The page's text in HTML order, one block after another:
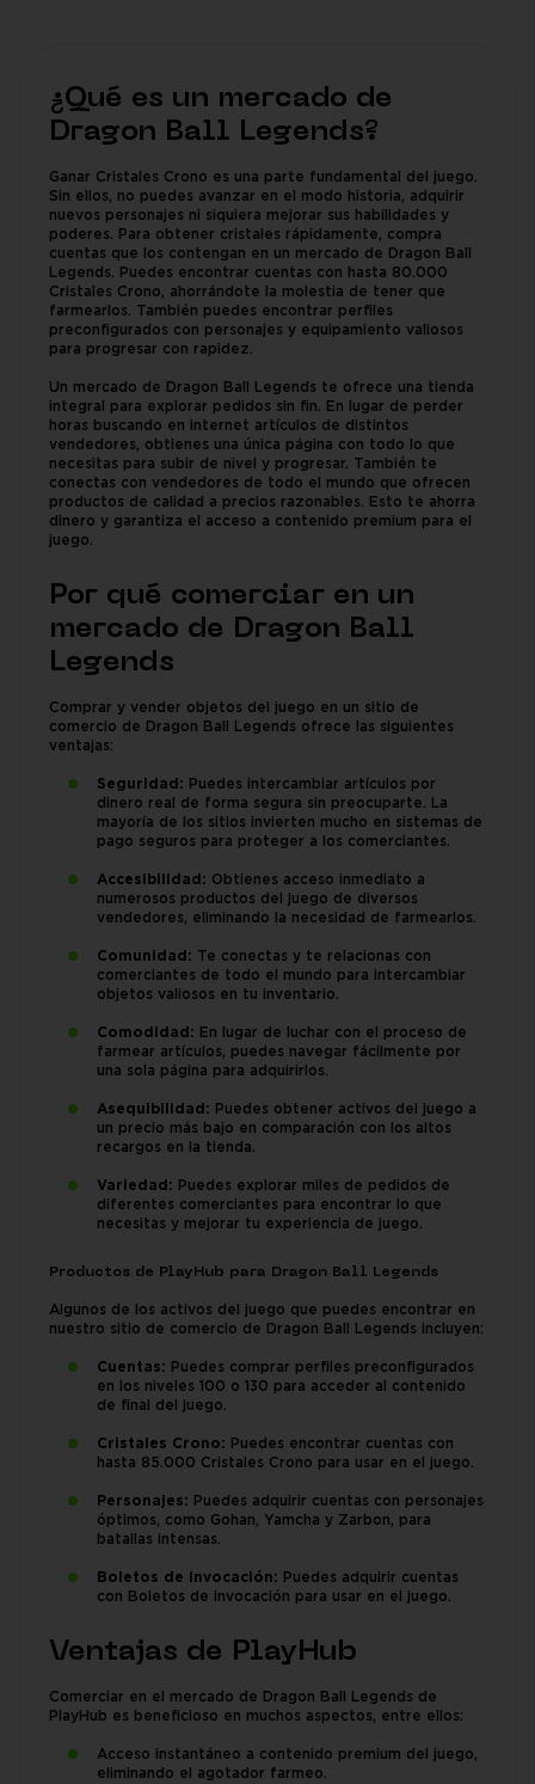
¿Qué es un mercado de
Dragon Ball Legends?
Ganar Cristales Crono es una parte fundamental del juego.
Sin ellos, no puedes avanzar en el modo historia, adquirir
nuevos personajes ni siquiera mejorar sus habilidades y
poderes. Para obtener cristales rápidamente, compra
cuentas que los contengan en un mercado de Dragon Ball
Legends. Puedes encontrar cuentas con hasta 80.000
Cristales Crono, ahorrándote la molestia de tener que
farmearlos. También puedes encontrar perfiles
preconfigurados con personajes y equipamiento valiosos
para progresar con rapidez.
Un mercado de Dragon Ball Legends te ofrece una tienda
integral para explorar pedidos sin fin. En lugar de perder
horas buscando en internet artículos de distintos
vendedores, obtienes una única página con todo lo que
necesitas para subir de nivel y progresar. También te
conectas con vendedores de todo el mundo que ofrecen
productos de calidad a precios razonables. Esto te ahorra
dinero y garantiza el acceso a contenido premium para el
juego.
Por qué comerciar en un
mercado de Dragon Ball
Legends
Comprar y vender objetos del juego en un sitio de
comercio de Dragon Ball Legends ofrece las siguientes
ventajas:
Seguridad: Puedes intercambiar artículos por
dinero real de forma segura sin preocuparte. La
mayoría de los sitios invierten mucho en sistemas de
pago seguros para proteger a los comerciantes.
Accesibilidad: Obtienes acceso inmediato a
numerosos productos del juego de diversos
vendedores, eliminando la necesidad de farmearlos.
Comunidad: Te conectas y te relacionas con
comerciantes de todo el mundo para intercambiar
objetos valiosos en tu inventario.
Comodidad: En lugar de luchar con el proceso de
farmear artículos, puedes navegar fácilmente por
una sola página para adquirirlos.
Asequibilidad: Puedes obtener activos del juego a
un precio más bajo en comparación con los altos
recargos en la tienda.
Variedad: Puedes explorar miles de pedidos de
diferentes comerciantes para encontrar lo que
necesitas y mejorar tu experiencia de juego.
Productos de PlayHub para Dragon Ball Legends
Algunos de los activos del juego que puedes encontrar en
nuestro sitio de comercio de Dragon Ball Legends incluyen:
Cuentas: Puedes comprar perfiles preconfigurados
en los niveles 100 o 130 para acceder al contenido
de final del juego.
Cristales Crono: Puedes encontrar cuentas con
hasta 85.000 Cristales Crono para usar en el juego.
Personajes: Puedes adquirir cuentas con personajes
óptimos, como Gohan, Yamcha y Zarbon, para
batallas intensas.
Boletos de invocación: Puedes adquirir cuentas
con Boletos de invocación para usar en el juego.
Ventajas de PlayHub
Comerciar en el mercado de Dragon Ball Legends de
PlayHub es beneficioso en muchos aspectos, entre ellos:
Acceso instantáneo a contenido premium del juego,
eliminando el agotador farmeo.